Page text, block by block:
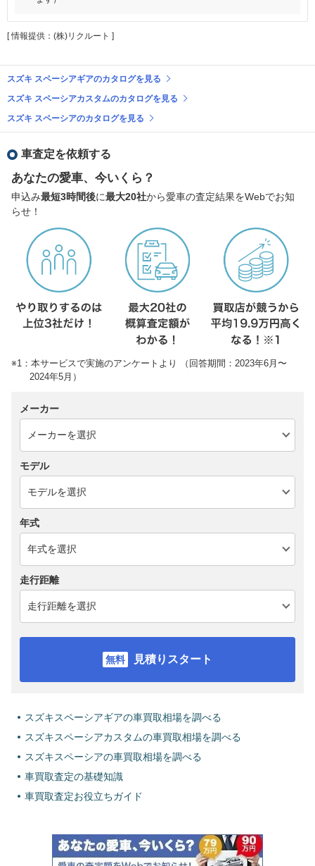
[ 情報提供：(株)リクルート ]
スズキ スペーシアギアのカタログを見る
スズキ スペーシアカスタムのカタログを見る
スズキ スペーシアのカタログを見る
車査定を依頼する
あなたの愛車、今いくら？
申込み最短3時間後に最大20社から愛車の査定結果をWebでお知
らせ！
※1：本サービスで実施のアンケートより （回答期間：2023年6月〜
2024年5月）
メーカー
モデル
年式
走行距離
見積りスタート
スズキスペーシアギアの車買取相場を調べる
スズキスペーシアカスタムの車買取相場を調べる
スズキスペーシアの車買取相場を調べる
車買取査定の基礎知識
車買取査定お役立ちガイド